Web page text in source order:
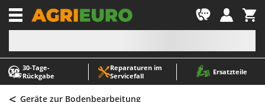
30‑Tage-
Rückgabe
Reparaturen im
Servicefall
Ersatzteile
-1
A
Abbeermaschinen - Traubenmühlen
Abfüllgeräte
A
ABAC
AgriEuro Premium
< Geräte zur Bodenbearbeitung